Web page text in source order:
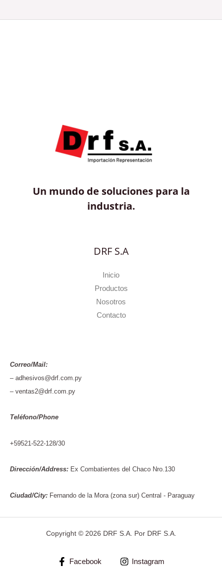
Un mundo de soluciones para la
industria.
DRF S.A
Inicio
Productos
Nosotros
Contacto
Correo/Mail:
– adhesivos@drf.com.py
– ventas2@drf.com.py
Teléfono/Phone
+59521-522-128/30
Dirección/Address: Ex Combatientes del Chaco Nro.130
Ciudad/City: Fernando de la Mora (zona sur) Central - Paraguay
Copyright © 2026 DRF S.A. Por DRF S.A.
Facebook Instagram